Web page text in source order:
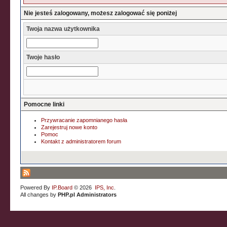
Nie jesteś zalogowany, możesz zalogować się poniżej
Twoja nazwa użytkownika
Twoje hasło
Pomocne linki
Przywracanie zapomnianego hasła
Zarejestruj nowe konto
Pomoc
Kontakt z administratorem forum
Powered By IP.Board © 2026 IPS, Inc
All changes byPHP.pl Administrators